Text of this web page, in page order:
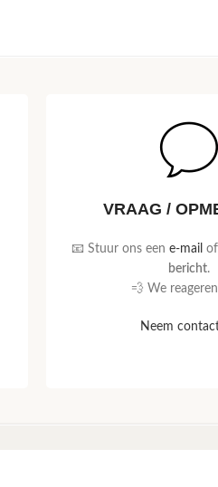
VRAAG /
📧 Stuur ons een e-mail
bericht.
💨 We
Neem